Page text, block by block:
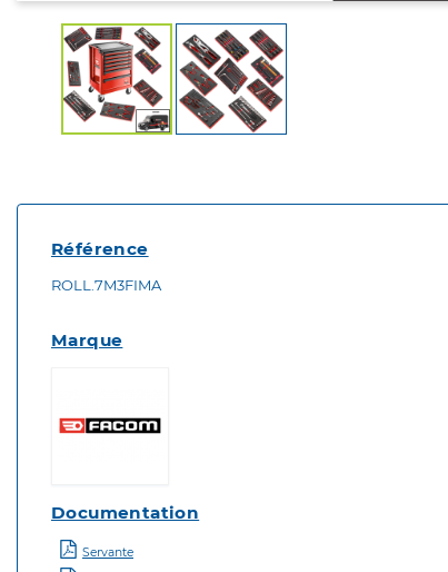
Référence
ROLL.7M3FIMA
Marque
Documentation
Servante